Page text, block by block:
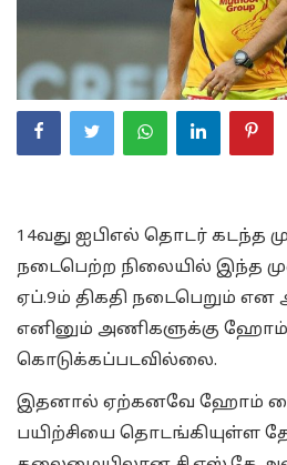
14வது ஐபிஎல் தொடர் கடந்த
நடைபெற்ற நிலையில் இந்த
ஏப்.9ம் திகதி நடைபெறும் என
எனினும் அணிகளுக்கு
கொடுக்கப்படவில்லை.
இதனால் ஏற்கனவே ஹோம்
பயிற்சியை தொடங்கியுள்ள